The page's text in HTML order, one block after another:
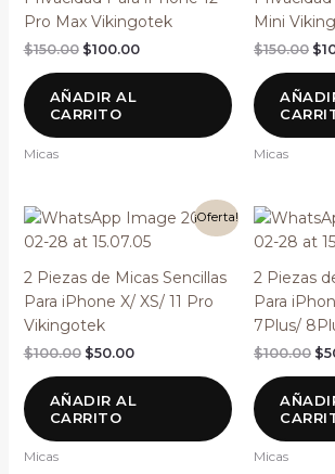
Pro Max Vikingotek
$150.00 $100.00
AÑADIR AL
CARRITO
Micas
Mini
$150.00 $
Micas
¡Oferta!
2 Piezas de Micas Sencillas
Para iPhone X/ XS/ 11 Pro
Vikingotek
$100.00
El
precio
original
$100.00.
$50.00
El
precio
actual
$50.00.
AÑADIR AL
CARRITO
Micas
2 Piezas
Para
7Plus/
$100.00
El
$
Micas